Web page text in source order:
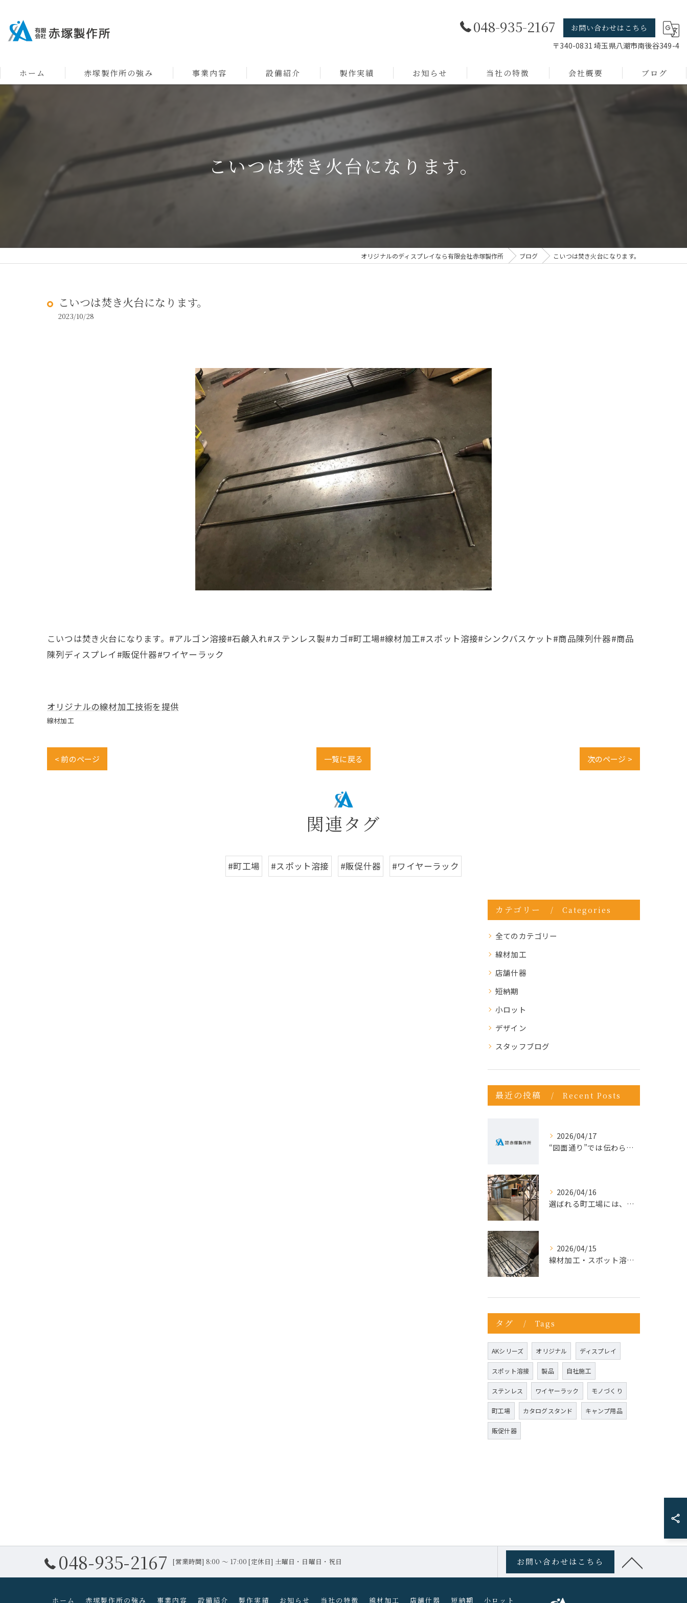
048-935-2167
お問い合わせはこちら
〒340-0831 埼玉県八潮市南後谷349-4
ホーム 赤塚製作所の強み 事業内容 設備紹介 製作実績 お知らせ 当社の特徴
店舗什器
会社概要 ブログ
こいつは焚き火台になります。
オリジナルのディスプレイなら有限会社赤塚製作所 ブログ こいつは焚き火台になります。
こいつは焚き火台になります。
2023/10/28
こいつは焚き火台になります。#アルゴン溶接#石鹸入れ#ステンレス製#カゴ#町工場#線材加工#スポット溶接#シンクバスケット#商品陳列什器#商品
陳列ディスプレイ#販促什器#ワイヤーラック
オリジナルの線材加工技術を提供
線材加工
< 前のページ 一覧に戻る 次のページ >
関連タグ
#町工場 #スポット溶接 #販促什器 #ワイヤーラック
カテゴリー Categories
全てのカテゴリー
線材加工
店舗什器
短納期
小ロット
デザイン
スタッフブログ
最近の投稿 Recent Posts
2026/04/17
“図面通り”では伝わらない仕事が増えている理由
2026/04/16
選ばれる町工場には、理由がある。今こそ“依頼先の見直し”を。
2026/04/15
線材加工・スポット溶接ならお任せ
タグ Tags
AKシリーズ オリジナル ディスプレイ
スポット溶接 製品 自社施工
ステンレス ワイヤーラック モノづくり
町工場 カタログスタンド キャンプ用品
販促什器
048-935-2167 [営業時間] 8:00 〜 17:00 [定休日] 土曜日・日曜日・祝日 お問い合わせはこちら
ホーム 赤塚製作所の強み 事業内容 設備紹介 製作実績 お知らせ 当社の特徴 線材加工 店舗什器 短納期 小ロット